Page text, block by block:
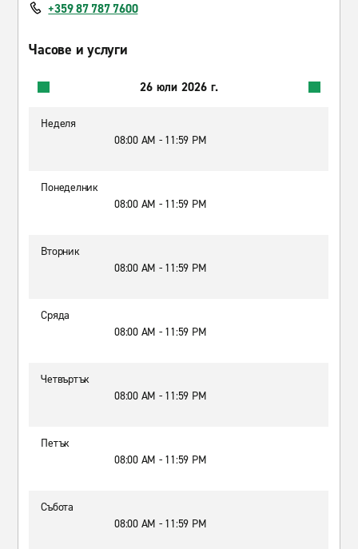
+359 87 787 7600
Часове и услуги
26 юли 2026 г.
Неделя
08:00 AM - 11:59 PM
Понеделник
08:00 AM - 11:59 PM
Вторник
08:00 AM - 11:59 PM
Сряда
08:00 AM - 11:59 PM
Четвъртък
08:00 AM - 11:59 PM
Петък
08:00 AM - 11:59 PM
Събота
08:00 AM - 11:59 PM